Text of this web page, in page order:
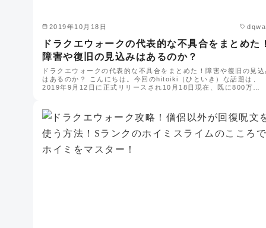
2019年10月18日
ドラクエウォークの代表的な不具合をまとめた！
障害や復旧の見込みはあるのか？
ドラクエウォークの代表的な不具合をまとめた！障害や復旧の見込
はあるのか？ こんにちは。今回のhitoiki（ひといき）な話題は、
2019年9月12日に正式リリースされ10月18日現在、既に800万…